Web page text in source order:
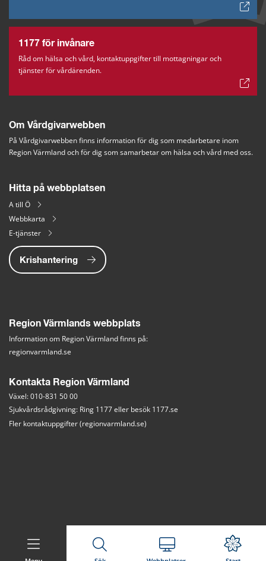
1177 för invånare
Råd om hälsa och vård, kontaktuppgifter till mottagningar och
tjänster för vårdärenden.
Om Vårdgivarwebben
På Vårdgivarwebben finns information för dig som medarbetare inom
Region Värmland och för dig som samarbetar om hälsa och vård med oss.
Hitta på webbplatsen
A till Ö
Webbkarta
E-tjänster
Krishantering
Region Värmlands webbplats
Information om Region Värmland finns på:
regionvarmland.se
Kontakta Region Värmland
Växel: 010-831 50 00
Sjukvårdsrådgivning: Ring 1177 eller besök 1177.se
Fler kontaktuppgifter (regionvarmland.se)